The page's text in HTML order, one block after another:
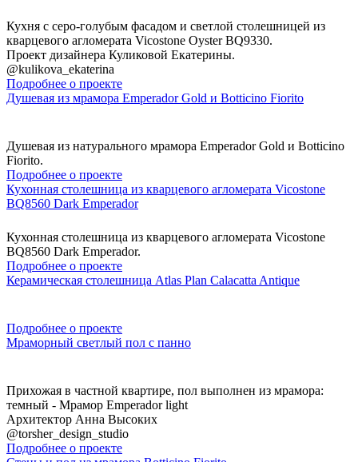
Кухня с серо-голубым фасадом и светлой столешницей из
кварцевого агломерата Vicostone Oyster BQ9330.
Проект дизайнера Куликовой Екатерины.
@kulikova_ekaterina
Подробнее о проекте
Душевая из мрамора Emperador Gold и Botticino Fiorito
Душевая из натурального мрамора Emperador Gold и Botticino
Fiorito.
Подробнее о проекте
Кухонная столешница из кварцевого агломерата Vicostone
BQ8560 Dark Emperador
Кухонная столешница из кварцевого агломерата Vicostone
BQ8560 Dark Emperador.
Подробнее о проекте
Керамическая столешница Atlas Plan Calacatta Antique
Подробнее о проекте
Мраморный светлый пол с панно
Прихожая в частной квартире, пол выполнен из мрамора:
темный - Мрамор Emperador light
Архитектор Анна Высоких
@torsher_design_studio
Подробнее о проекте